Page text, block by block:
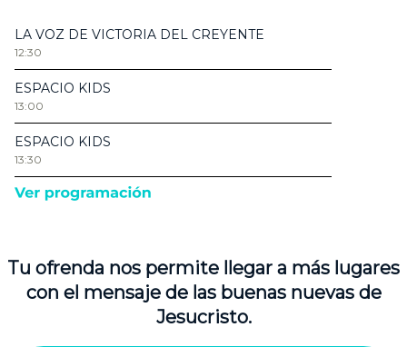
Tu ofrenda nos permite llegar a más lugares
con el mensaje de las buenas nuevas de
Jesucristo.